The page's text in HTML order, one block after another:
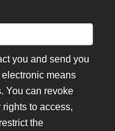
you and send you
means
You can revoke
to access,
the